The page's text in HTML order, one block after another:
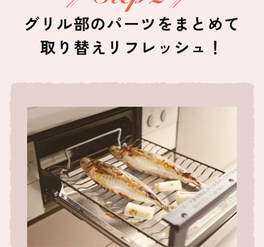
グリル部のパーツをまとめて
取り替えリフレッシュ！